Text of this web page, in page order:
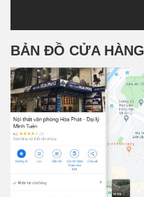
BẢN ĐỒ CỬA HÀNG